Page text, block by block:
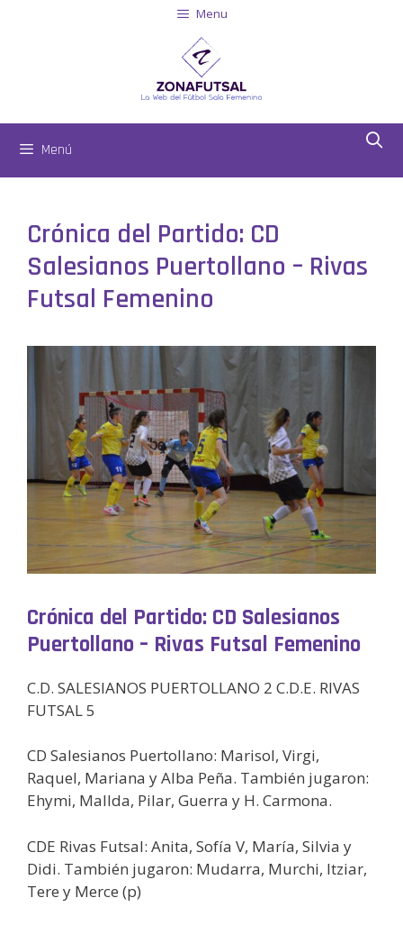
Menu
Menú
Crónica del Partido: CD
Salesianos Puertollano – Rivas
Futsal Femenino
Crónica del Partido: CD Salesianos
Puertollano – Rivas Futsal Femenino
C.D. SALESIANOS PUERTOLLANO 2 C.D.E. RIVAS
FUTSAL 5
CD Salesianos Puertollano: Marisol, Virgi,
Raquel, Mariana y Alba Peña. También jugaron:
Ehymi, Mallda, Pilar, Guerra y H. Carmona.
CDE Rivas Futsal: Anita, Sofía V, María, Silvia y
Didi. También jugaron: Mudarra, Murchi, Itziar,
Tere y Merce (p)